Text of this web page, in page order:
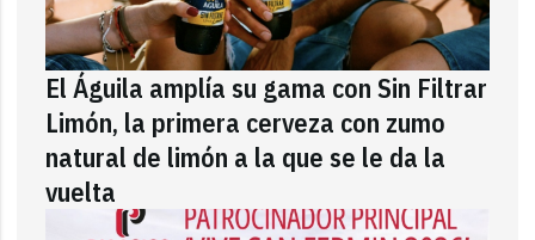
El Águila amplía su gama con Sin Filtrar
Limón, la primera cerveza con zumo
natural de limón a la que se le da la
vuelta